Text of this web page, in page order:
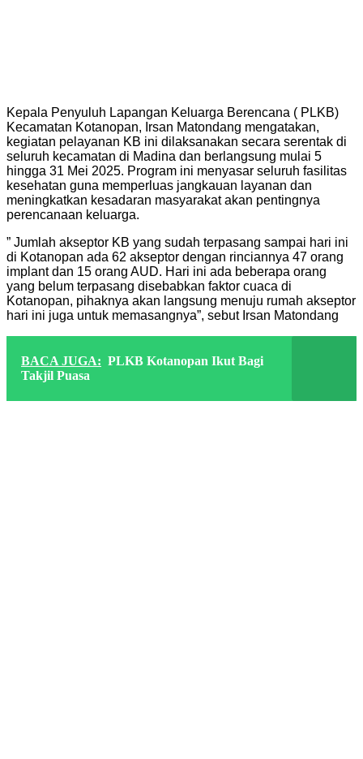
Kepala Penyuluh Lapangan Keluarga Berencana ( PLKB)
Kecamatan Kotanopan, Irsan Matondang mengatakan,
kegiatan pelayanan KB ini dilaksanakan secara serentak di
seluruh kecamatan di Madina dan berlangsung mulai 5
hingga 31 Mei 2025. Program ini menyasar seluruh fasilitas
kesehatan guna memperluas jangkauan layanan dan
meningkatkan kesadaran masyarakat akan pentingnya
perencanaan keluarga.
” Jumlah akseptor KB yang sudah terpasang sampai hari ini
di Kotanopan ada 62 akseptor dengan rinciannya 47 orang
implant dan 15 orang AUD. Hari ini ada beberapa orang
yang belum terpasang disebabkan faktor cuaca di
Kotanopan, pihaknya akan langsung menuju rumah akseptor
hari ini juga untuk memasangnya”, sebut Irsan Matondang
BACA JUGA: PLKB Kotanopan Ikut Bagi
Takjil Puasa